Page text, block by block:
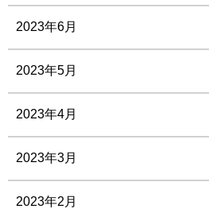
2023年6月
2023年5月
2023年4月
2023年3月
2023年2月